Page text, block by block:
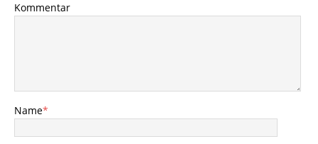
Kommentar
Name*